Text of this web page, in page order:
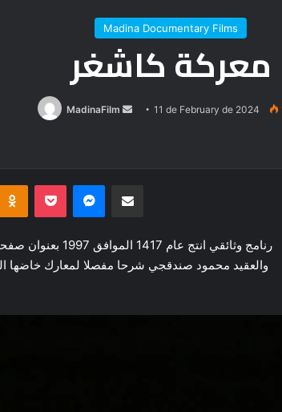
Madina Documentary Films
معركة كاشغر
MadinaFilm
Send11 de February de 2024
Odnoklassniki
Pocket Messenger
رنامج وثائقي
والعقيد محمود صندقجي شرحا مفصلا لمعارك خاضها